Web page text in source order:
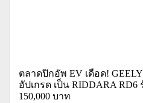
ตลาดปิกอัพ EV เดือด!
อัปเกรด เป็น RIDDARA
150,000 บาท